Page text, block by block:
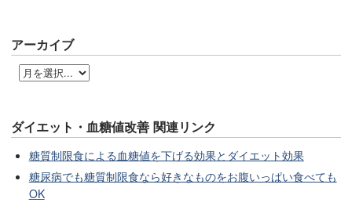
アーカイブ
ダイエット・血糖値改善 関連リンク
糖質制限食による血糖値を下げる効果とダイエット効果
糖尿病でも糖質制限食なら好きなものをお腹いっぱい食べても
OK